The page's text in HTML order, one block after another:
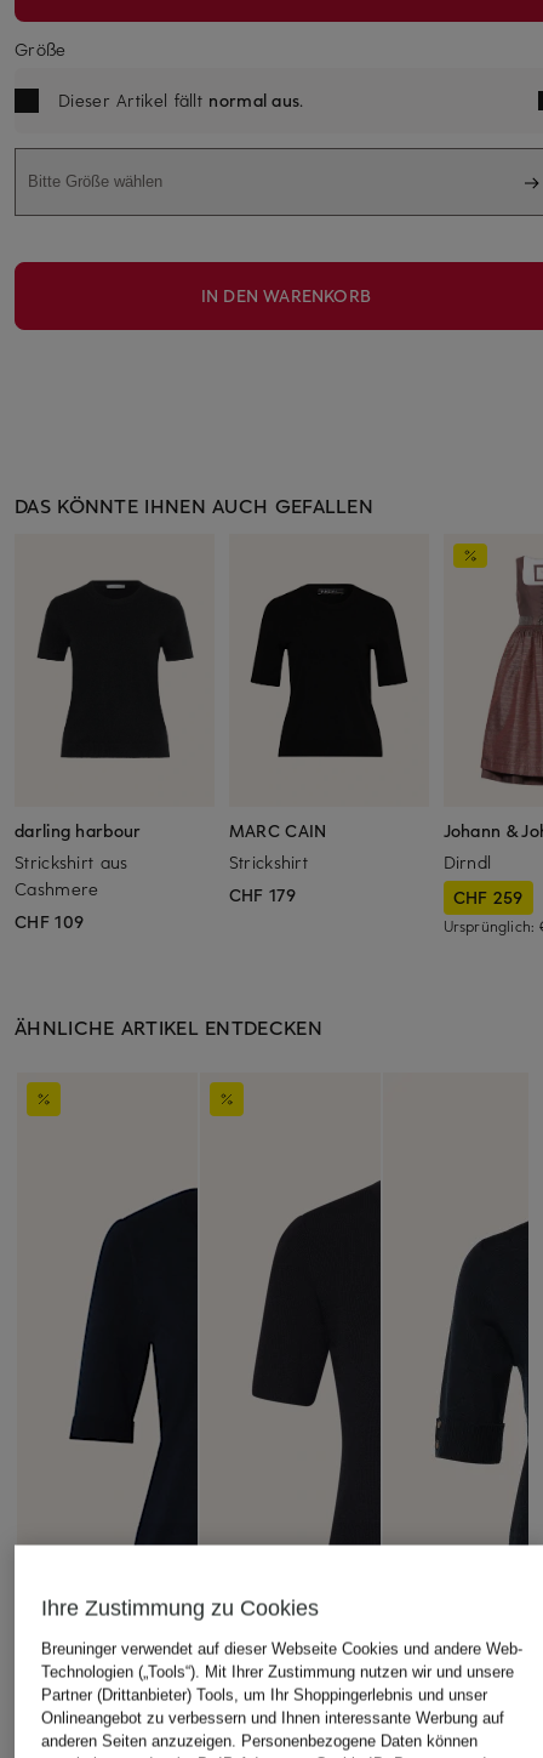
Größe
Dieser Artikel fällt normal aus.
Bitte Größe wählen
IN DEN WARENKORB
DAS KÖNNTE IHNEN AUCH GEFALLEN
darling harbour
Strickshirt aus
Cashmere
CHF 109
MARC CAIN
Strickshirt
CHF 179
Johann &
Dirndl
CHF 259
Ursprünglich:
ÄHNLICHE ARTIKEL ENTDECKEN
Ihre Zustimmung zu Cookies
Breuninger verwendet auf dieser Webseite Cookies und andere Web-
Technologien („Tools“). Mit Ihrer Zustimmung nutzen wir und unsere
Partner (Drittanbieter) Tools, um Ihr Shoppingerlebnis und unser
Onlineangebot zu verbessern und Ihnen interessante Werbung auf
anderen Seiten anzuzeigen. Personenbezogene Daten können